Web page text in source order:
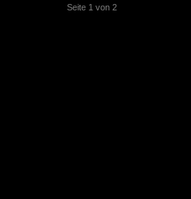
Seite 1 von 2